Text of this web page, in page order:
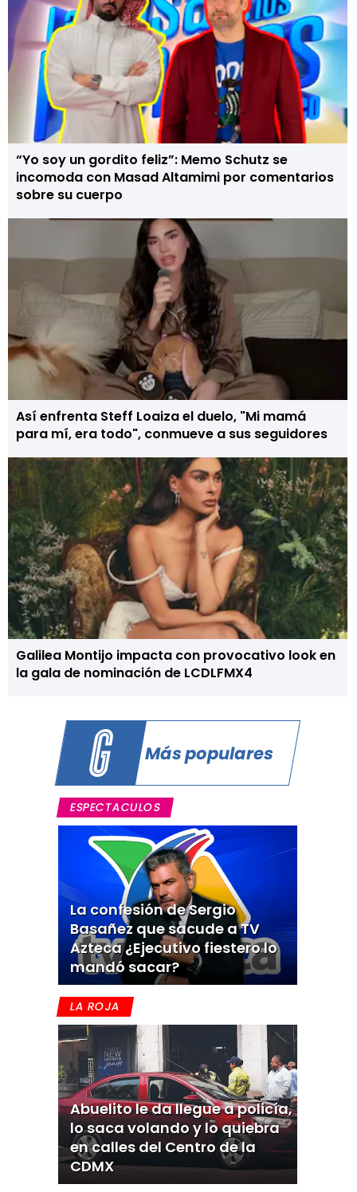
“Yo soy un gordito feliz”: Memo Schutz se
incomoda con Masad Altamimi por comentarios
sobre su cuerpo
Así enfrenta Steff Loaiza el duelo, "Mi mamá
para mí, era todo", conmueve a sus seguidores
Galilea Montijo impacta con provocativo look en
la gala de nominación de LCDLFMX4
Más populares
ESPECTACULOS
La confesión de Sergio
Basañez que sacude a TV
Azteca ¿Ejecutivo fiestero lo
mandó sacar?
LA ROJA
Abuelito le da llegue a policía,
lo saca volando y lo quiebra
en calles del Centro de la
CDMX